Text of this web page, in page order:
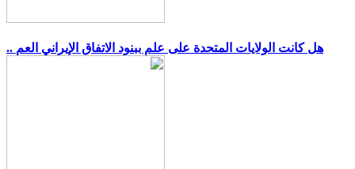
.. هل كانت الولايات المتحدة على علم ببنود الاتفاق الإيراني العم